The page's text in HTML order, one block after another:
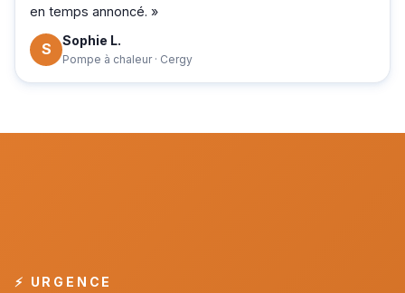
en temps annoncé. »
S Sophie L.
Pompe à chaleur · Cergy
⚡ URGENCE